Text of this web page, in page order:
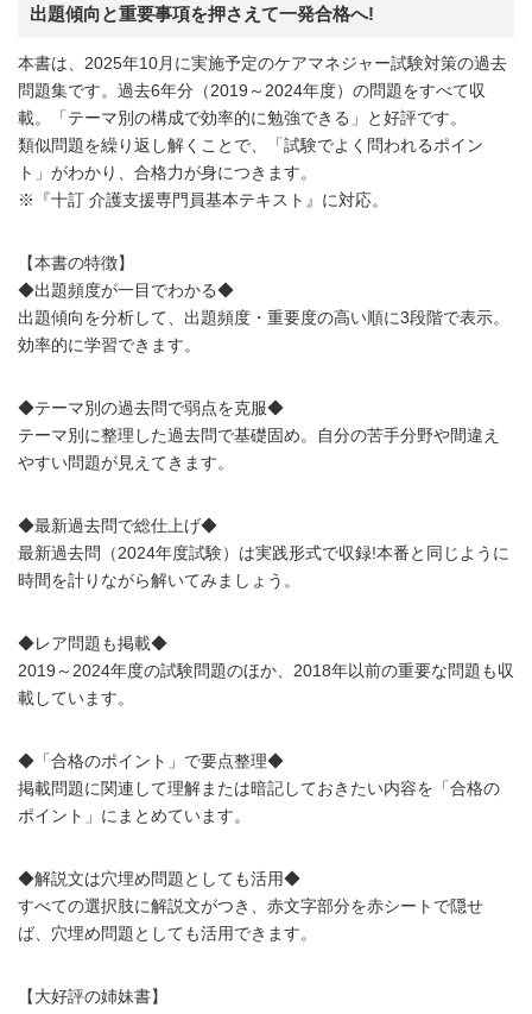
出題傾向と重要事項を押さえて一発合格へ!
本書は、2025年10月に実施予定のケアマネジャー試験対策の過去
問題集です。過去6年分（2019～2024年度）の問題をすべて収
載。「テーマ別の構成で効率的に勉強できる」と好評です。
類似問題を繰り返し解くことで、「試験でよく問われるポイン
ト」がわかり、合格力が身につきます。
※『十訂 介護支援専門員基本テキスト』に対応。
【本書の特徴】
◆出題頻度が一目でわかる◆
出題傾向を分析して、出題頻度・重要度の高い順に3段階で表示。
効率的に学習できます。
◆テーマ別の過去問で弱点を克服◆
テーマ別に整理した過去問で基礎固め。自分の苦手分野や間違え
やすい問題が見えてきます。
◆最新過去問で総仕上げ◆
最新過去問（2024年度試験）は実践形式で収録!本番と同じように
時間を計りながら解いてみましょう。
◆レア問題も掲載◆
2019～2024年度の試験問題のほか、2018年以前の重要な問題も収
載しています。
◆「合格のポイント」で要点整理◆
掲載問題に関連して理解または暗記しておきたい内容を「合格の
ポイント」にまとめています。
◆解説文は穴埋め問題としても活用◆
すべての選択肢に解説文がつき、赤文字部分を赤シートで隠せ
ば、穴埋め問題としても活用できます。
【大好評の姉妹書】